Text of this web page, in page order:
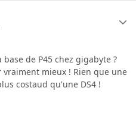
de P45 chez gigabyte ?
mieux ! Rien que une
costaud qu'une DS4 !